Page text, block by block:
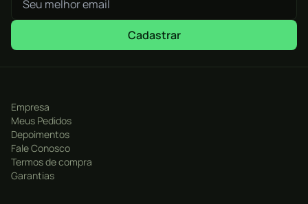
Cadastrar
Empresa
Meus Pedidos
Depoimentos
Fale Conosco
Termos de compra
Garantias